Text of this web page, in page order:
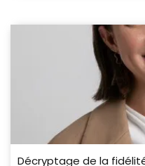
Décryptage de la